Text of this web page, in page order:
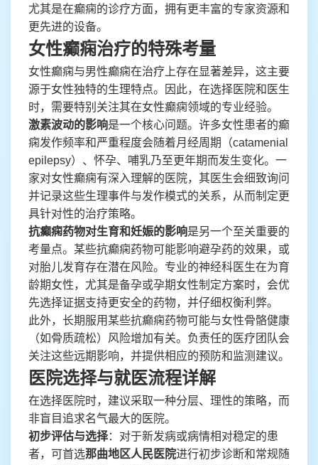
尤其是在癫痫的诊疗方面，拥有更丰富的专家资源和
更先进的设备。
女性癫痫治疗的特殊考量
女性癫痫与男性癫痫在治疗上存在显著差异，这主要
源于女性独特的生理特点。因此，在选择医院和医生
时，需要特别关注其在女性癫痫领域的专业经验。
激素波动的影响是一个核心问题。许多女性患者的癫
痫发作频率和严重程度会随着月经周期（catamenial
epilepsy）、怀孕、哺乳乃至更年期而发生变化。一
家对女性癫痫有深入理解的医院，其医生会细致询问
并记录这些生理事件与发作模式的关系，从而制定更
具针对性的治疗策略。
抗癫痫药物对生育和妊娠的影响是另一个至关重要的
考量点。某些抗癫痫药物可能影响避孕药的效果，或
对胎儿发育存在潜在风险。专业的神经科医生在为育
龄期女性，尤其是备孕或孕期女性制定方案时，会优
先选择证据支持更安全的药物，并仔细权衡利弊。
此外，长期服用某些抗癫痫药物可能与女性骨骼健康
（如骨质疏松）风险增加有关。负责任的医疗团队会
关注这些远期影响，并提供相应的预防和监测建议。
医院选择与就医流程详解
在选择医院时，建议采取一种分层、理性的策略，而
非盲目追求名气最大的医院。
初步评估与选择：对于新发病或病情相对稳定的患
者，可首选那曲地区人民医院进行初步诊断和常规随